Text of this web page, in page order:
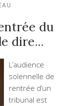
du
dire...
L’audience
solennelle de
rentrée d’un
tribunal est